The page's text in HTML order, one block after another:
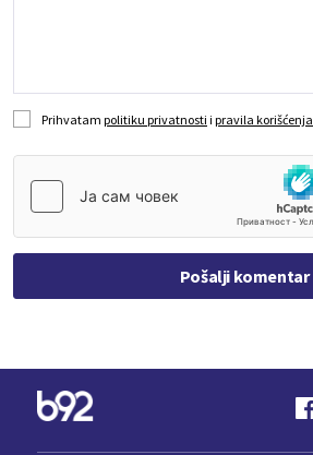
Prihvatam politiku privatnosti i pravila korišćenja
Pošalji komentar